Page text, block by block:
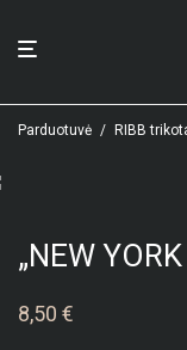
Parduotuvė / RIBB
„NEW
8,50 €